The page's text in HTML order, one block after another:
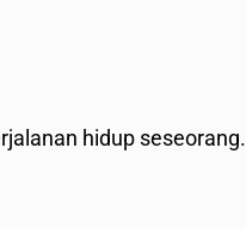
hidup seseorang.